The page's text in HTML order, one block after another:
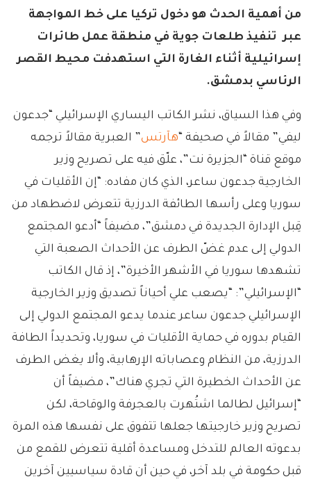
من أهمية الحدث هو دخول تركيا على خط المواجهة
عبر تنفيذ طلعات جوية في منطقة عمل طائرات
إسرائيلية أثناء الغارة التي استهدفت محيط القصر
الرئاسي بدمشق.
وفي هذا السياق، نشر الكاتب اليساري الإسرائيلي “جدعون
ليفي” مقالاً في صحيفة “هآرتس” العبرية مقالاً ترجمه
موقع قناة “الجزيرة نت”، علّق فيه على تصريح وزير
الخارجية جدعون ساعر، الذي كان مفاده: “إن الأقليات في
سوريا وعلى رأسها الطائفة الدرزية تتعرض لاضطهاد من
قِبل الإدارة الجديدة في دمشق”، مضيفاً “أدعو المجتمع
الدولي إلى عدم غضّ الطرف عن الأحداث الصعبة التي
تشهدها سوريا في الأشهر الأخيرة”، إذ قال الكاتب
“الإسرائيلي”: “يصعب علي أحياناً تصديق وزير الخارجية
الإسرائيلي جدعون ساعر عندما يدعو المجتمع الدولي إلى
القيام بدوره في حماية الأقليات في سوريا، وتحديداً الطافة
الدرزية، من النظام وعصاباته الإرهابية، وألا يغض الطرف
عن الأحداث الخطيرة التي تجري هناك”، مضيفاً أن
“إسرائيل لطالما اشتُهرت بالعجرفة والوقاحة، لكن
تصريح وزير خارجيتها جعلها تتفوق على نفسها هذه المرة
بدعوته العالم للتدخل ومساعدة أقلية تتعرض للقمع من
قبل حكومة في بلد آخر، في حين أن قادة سياسيين آخرين